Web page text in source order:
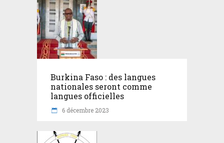
Burkina Faso : des langues
nationales seront comme
langues officielles
6 décembre 2023